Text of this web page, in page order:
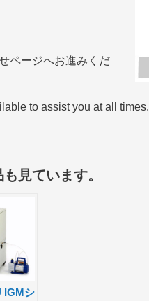
ページへお進みくだ
to assist you at all times.
見ています。
IGMシ